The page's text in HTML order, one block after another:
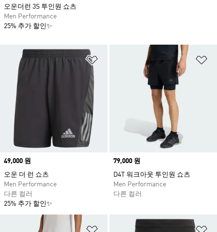
위시리스트 담기
Price
49,000 원
오운 더 런 쇼츠
Men Performance
다른 컬러
25% 추가 할인✨
Price
79,000 원
D4T 워크아웃 투인원 쇼츠
Men Performance
다른 컬러
위시리스트 담기
오운더런 3S 투인원 쇼츠
Men Performance
25% 추가 할인✨